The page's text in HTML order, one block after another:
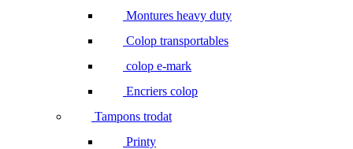
Montures heavy duty
Colop transportables
colop e-mark
Encriers colop
Tampons trodat
Printy